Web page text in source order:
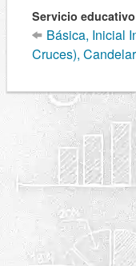
Servicio
Básica, Inicial
Cruces),